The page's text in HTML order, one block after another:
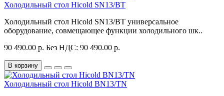
Холодильный стол Hicold SN13/BT
Холодильный стол Hicold SN13/BT универсальное
оборудование, совмещающее функции холодильного шк..
90 490.00 р. Без НДС: 90 490.00 р.
В корзину
Холодильный стол Hicold BN13/TN